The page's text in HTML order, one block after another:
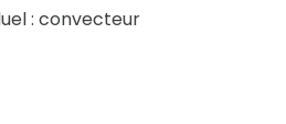
: convecteur